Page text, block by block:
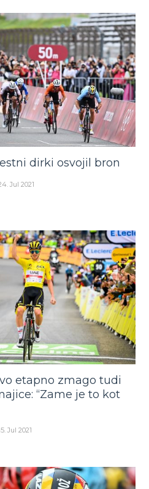
dirki osvojil bron
Jul 2021
etapno zmago tudi
“Zame je to kot
Jul 2021